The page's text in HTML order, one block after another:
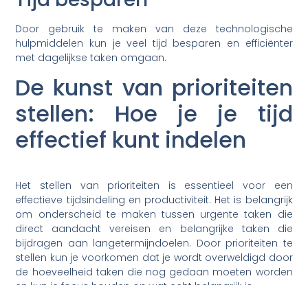
Door gebruik te maken van deze technologische
hulpmiddelen kun je veel tijd besparen en efficiënter
met dagelijkse taken omgaan.
De kunst van prioriteiten
stellen: Hoe je je tijd
effectief kunt indelen
Het stellen van prioriteiten is essentieel voor een
effectieve tijdsindeling en productiviteit. Het is belangrijk
om onderscheid te maken tussen urgente taken die
direct aandacht vereisen en belangrijke taken die
bijdragen aan langetermijndoelen. Door prioriteiten te
stellen kun je voorkomen dat je wordt overweldigd door
de hoeveelheid taken die nog gedaan moeten worden